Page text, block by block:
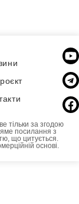
тільки за згодою
посилання з
що цитується.
основі.